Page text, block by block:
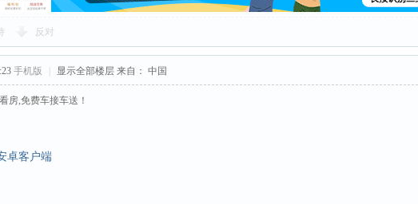
反对
手机版 显示全部楼层 来自： 中国
房,免费车接车送！
卓客户端